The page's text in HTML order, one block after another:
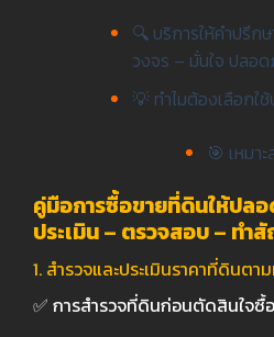
🔍 บริการให้คำปรึก
วงจร – มั่นใจ ปลอ
💡 ทำไมต้องเลือกใ
🎯 เหมา
คู่มือการซื้อขายที่ดินให้ปลอ
ประเมิน – ตรวจสอบ – ท
1. สำรวจและประเมินราคาที่ดินต
✅ การสำรวจที่ดินก่อนตัดสินใจซื้อ